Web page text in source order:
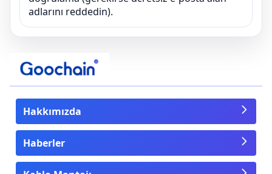
adlarını reddedin).
Hakkımızda
Haberler